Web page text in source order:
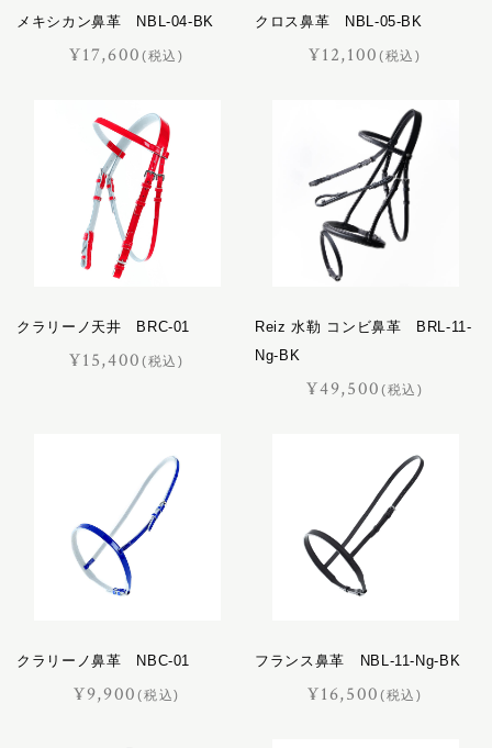
メキシカン鼻革 NBL-04-BK
¥17,600(税込)
クロス鼻革 NBL-05-BK
¥12,100(税込)
クラリーノ天井 BRC-01
¥15,400(税込)
Reiz 水勒 コンビ鼻革 BRL-11-
Ng-BK
¥49,500(税込)
クラリーノ鼻革 NBC-01
¥9,900(税込)
フランス鼻革 NBL-11-Ng-BK
¥16,500(税込)